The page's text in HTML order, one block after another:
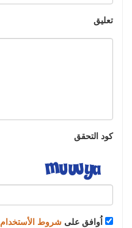
تعليق
كود التحقق
اُوافق على شروط الأستخدام